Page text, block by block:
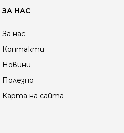
ЗА НАС
За нас
Контакти
Новини
Полезно
Карта на сайта